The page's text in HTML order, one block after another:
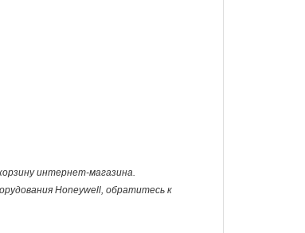
интернет-магазина.
Honeywell, обратитесь к